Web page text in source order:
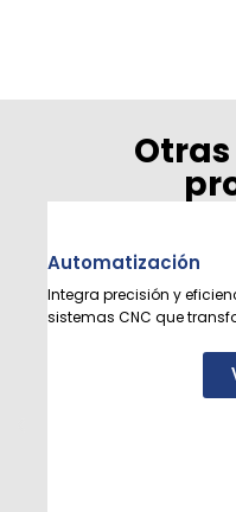
Automatización
Integra precisión y
sistemas CNC que